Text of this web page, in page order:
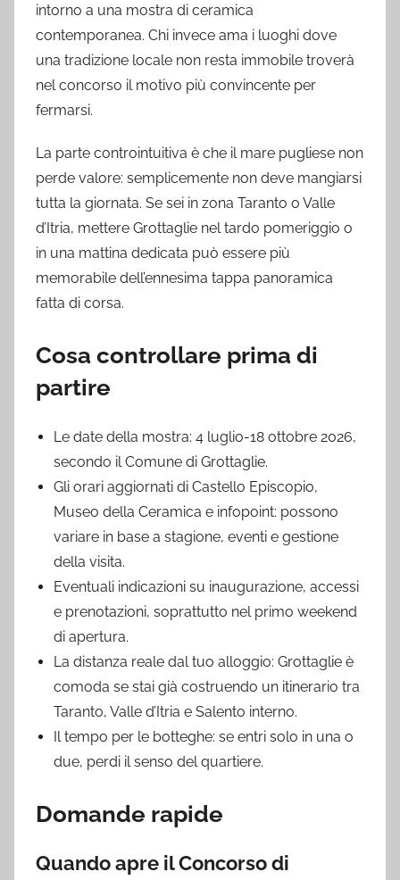
intorno a una mostra di ceramica
contemporanea. Chi invece ama i luoghi dove
una tradizione locale non resta immobile troverà
nel concorso il motivo più convincente per
fermarsi.
La parte controintuitiva è che il mare pugliese non
perde valore: semplicemente non deve mangiarsi
tutta la giornata. Se sei in zona Taranto o Valle
d’Itria, mettere Grottaglie nel tardo pomeriggio o
in una mattina dedicata può essere più
memorabile dell’ennesima tappa panoramica
fatta di corsa.
Cosa controllare prima di
partire
Le date della mostra: 4 luglio-18 ottobre 2026,
secondo il Comune di Grottaglie.
Gli orari aggiornati di Castello Episcopio,
Museo della Ceramica e infopoint: possono
variare in base a stagione, eventi e gestione
della visita.
Eventuali indicazioni su inaugurazione, accessi
e prenotazioni, soprattutto nel primo weekend
di apertura.
La distanza reale dal tuo alloggio: Grottaglie è
comoda se stai già costruendo un itinerario tra
Taranto, Valle d’Itria e Salento interno.
Il tempo per le botteghe: se entri solo in una o
due, perdi il senso del quartiere.
Domande rapide
Quando apre il Concorso di